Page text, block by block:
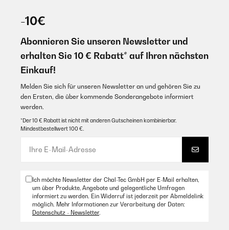
-10€
Abonnieren Sie unseren Newsletter und
erhalten Sie 10 € Rabatt* auf Ihren nächsten
Einkauf!
Melden Sie sich für unseren Newsletter an und gehören Sie zu
den Ersten, die über kommende Sonderangebote informiert
werden.
*Der 10 € Rabatt ist nicht mit anderen Gutscheinen kombinierbar.
Mindestbestellwert 100 €.
Ich möchte Newsletter der Chal-Tec GmbH per E-Mail erhalten,
um über Produkte, Angebote und gelegentliche Umfragen
informiert zu werden. Ein Widerruf ist jederzeit per Abmeldelink
möglich. Mehr Informationen zur Verarbeitung der Daten:
Datenschutz - Newsletter.